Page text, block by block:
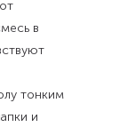
в
тонким
и